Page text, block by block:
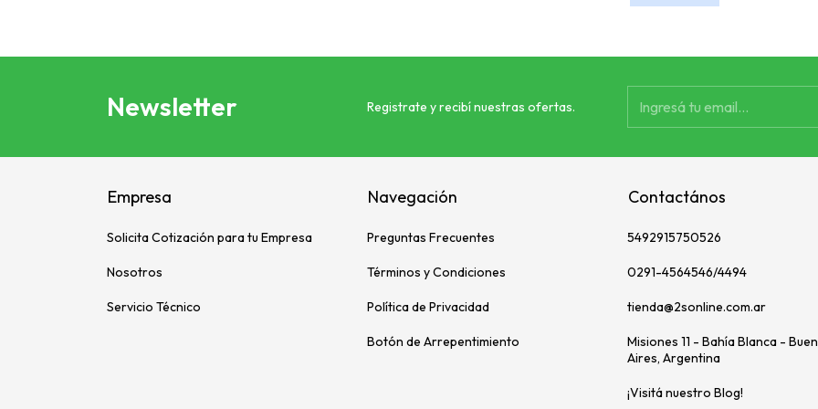
Newsletter Registrate y recibí nuestras ofertas.
Empresa
Solicita Cotización para tu Empresa
Nosotros
Servicio Técnico
Navegación
Preguntas Frecuentes
Términos y Condiciones
Política de Privacidad
Botón de Arrepentimiento
Contactános
5492915750526
0291-4564546/4494
tienda@2sonline.com.ar
Misiones 11 - Bahía Blanca -
Aires, Argentina
¡Visitá nuestro Blog!